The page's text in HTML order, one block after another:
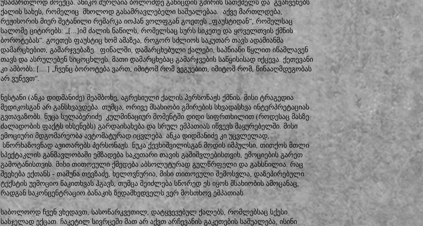
უსამართლოდ მოექცა. ანიკო შურღაია ბოლომდე განიცდის გმირის სათქმელს და გვაჩვენებს
ქალის სახეს, რომელიც მხოლოდ გასამრავლებელი საშუალებაა. აქვე მართლდება,
რეჟისორის მიერ შეტანილი რემარკა იოჰან ვოლფგან გოეთეს „ფაუსტიდან“, რომელსაც
სალომე ციტირებს: „[...]იმ ძალის ნაწილს, რომელსაც სურს სიკეთე და ყოველთვის ქმნის
ბოროტებას“. გოეთეს ფაუსტიც ხომ ამაზეა, როგორ სძლიოს საკუთარ თავს ადამიანმა
დამარცხებით, გამარჯვებაზე. ფინალში, დამარცხებული ქალები, საპნიანი წყლით იწამლავენ
თავს და ასრულებენ სიცოცხლეს. მათი დამარცხებაც გამარჯვების საწყისისად იქცევა. ქეთევანი
კი ამბობს: [....] „ჩვენც ბოროტება ვართ, იმიტომ რომ ვეგუებით, იმიტომ რომ, წინააღმდეგობას
არ ვუწევთ“.
ნესტანი (ანკა დიდმანიძე) მეამბოხე, აგრესიული ქალის პერსონაჟს ქმნის. მისი ტრაგედია
მედიკოსგან არ განსხვავდება. თუმცა, ორივე მსახიობი გმირების სხვადასხვა ინტერპრეტაციას
გვთავაზობს. ნუცა სულაბერიძე კულმინაციურ მომენტში დიდი სიფრთხილით (როდესაც მასზე
ძალადობის ფაქტს იხსენებს) გარდაისახება და სრულ ემპათიას იწვევს მაყურებელში. მისი
ემოციური მდგომარეობა ავტომატურად იცვლება. ანკა დიდმანიძე კი უცვლელად,
სწორხაზოვნად ავითარებს პერსონაჟს. ნუკა ქევხიშვილისგან მოდის იმპულსი, თითქოს მთლი
სპექტაკლის განმავლობაში ემზადება საკუთარი თავის გაშიშვლებისთვის, ემოციების გარეთ
გამოტანისთვის. მისი თითოეული ქმედება აბსოლუტურად გულწრფელი და გახსნილია. რაც
შეეხება ექთანს - თამუნა თევზაძე, ხელოვნურია, მისი თითოეული შემოსვლა, დაზეპირებული
ტექსტის უემოციო წაკითხვას ჰგავს, თუმცა შეიძლება სწორედ ეს იყოს მსახიობის ამოცანაც,
რადგან საკონცენტრაციო ბანაკის ზედამხედველს ვერ მოსთხოვ ემპათიას.
საბოლოოდ ჩვენ ვხედავთ, სასოწარკვეთილ, დატყვევებულ ქალებს, რომლებსაც სქესი
სასჯელად ექცათ. ჩაკეტილ სივრცეში მათ არ აქვთ არჩევანის გაკეთების საშუალება, ისინი